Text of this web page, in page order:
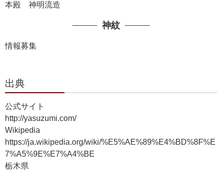
本殿 神明流造
神紋
情報募集
出典
公式サイト
http://yasuzumi.com/
Wikipedia
https://ja.wikipedia.org/wiki/%E5%AE%89%E4%BD%8F%E
7%A5%9E%E7%A4%BE
栃木県